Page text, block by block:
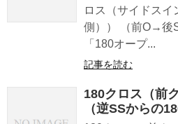
ロス（サイドスイ
側）） （前O→後
「180オープ...
記事を読む
180クロス（前
（逆SSからの